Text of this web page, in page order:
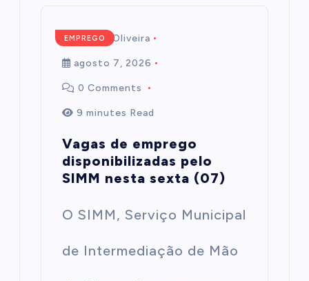
EMPREGO
Mairim de Oliveira
agosto 7, 2026
0 Comments
9 minutes Read
Vagas de emprego
disponibilizadas pelo
SIMM nesta sexta (07)
O SIMM, Serviço Municipal
de Intermediação de Mão